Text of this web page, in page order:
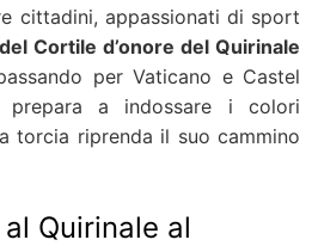
cittadini, appassionati di sport
Cortile d’onore del Quirinale
per Vaticano e Castel
prepara a indossare i colori
torcia riprenda il suo cammino
Quirinale al